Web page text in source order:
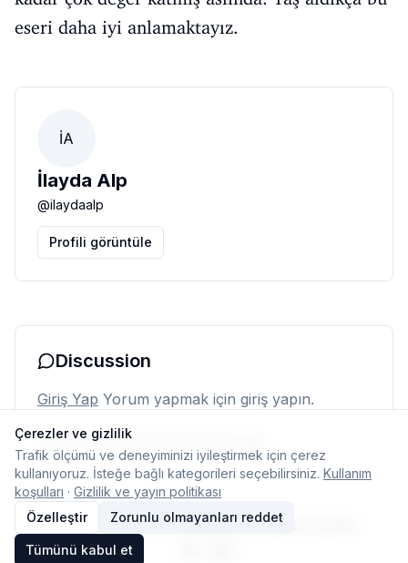
eseri daha iyi anlamaktayız.
İA
İlayda Alp
@ilaydaalp
Profili görüntüle
Discussion
Giriş Yap Yorum yapmak için giriş yapın.
Henüz yorum yok. İlk yorumu siz yapın.
© 2026 TypelishAna SayfaEkipİletişimÇerez ayarları
Çerezler ve gizlilik
Trafik ölçümü ve deneyiminizi iyileştirmek için çerez
kullanıyoruz. İsteğe bağlı kategorileri seçebilirsiniz. Kullanım
koşulları · Gizlilik ve yayın politikası
Özelleştir
Zorunlu olmayanları reddet
Tümünü kabul et